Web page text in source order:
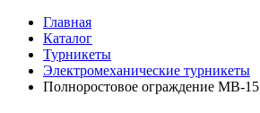
Главная
Каталог
Турникеты
Электромеханические турникеты
Полноростовое ограждение MB-15